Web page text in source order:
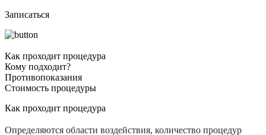
Записаться
Как проходит процедура
Кому подходит?
Противопоказания
Стоимость процедуры
Как проходит процедура
Определяются области воздействия, количество процедур